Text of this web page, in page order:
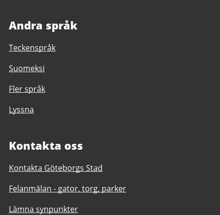
Andra språk
Teckenspråk
Suomeksi
Fler språk
Lyssna
Kontakta oss
Kontakta Göteborgs Stad
Felanmälan - gator, torg, parker
Lämna synpunkter